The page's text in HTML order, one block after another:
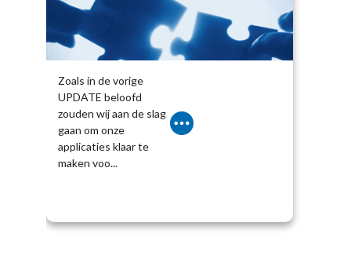
Zoals in de vorige
UPDATE beloofd
zouden wij aan de slag
gaan om onze
applicaties klaar te
maken voo...